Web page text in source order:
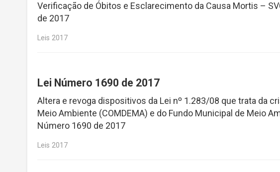
Verificação de Óbitos e Esclarecimento da Causa Mortis –
de 2017
Leis 2017
Lei Número 1690 de 2017
Altera e revoga dispositivos da Lei nº 1.283/08 que trata da
Meio Ambiente (COMDEMA) e do Fundo Municipal de Meio
Número 1690 de 2017
Leis 2017